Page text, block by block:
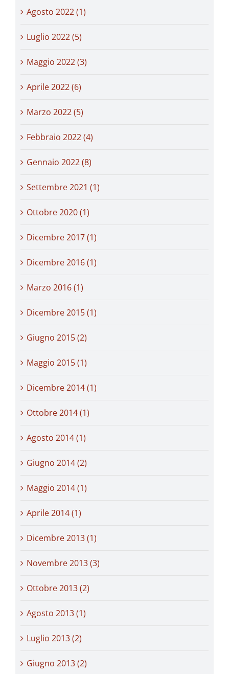
Agosto 2022 (1)
Luglio 2022 (5)
Maggio 2022 (3)
Aprile 2022 (6)
Marzo 2022 (5)
Febbraio 2022 (4)
Gennaio 2022 (8)
Settembre 2021 (1)
Ottobre 2020 (1)
Dicembre 2017 (1)
Dicembre 2016 (1)
Marzo 2016 (1)
Dicembre 2015 (1)
Giugno 2015 (2)
Maggio 2015 (1)
Dicembre 2014 (1)
Ottobre 2014 (1)
Agosto 2014 (1)
Giugno 2014 (2)
Maggio 2014 (1)
Aprile 2014 (1)
Dicembre 2013 (1)
Novembre 2013 (3)
Ottobre 2013 (2)
Agosto 2013 (1)
Luglio 2013 (2)
Giugno 2013 (2)